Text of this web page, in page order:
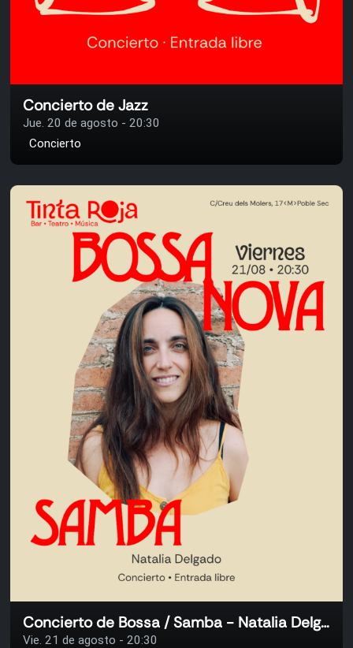
Concierto de Jazz
Jue. 20 de agosto - 20:30
Concierto
Concierto de Bossa / Samba - Natalia Delgado
Vie. 21 de agosto - 20:30